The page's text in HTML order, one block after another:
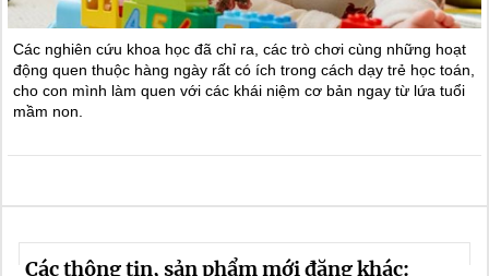
Các nghiên cứu khoa học đã chỉ ra, các trò chơi cùng những hoạt
động quen thuộc hàng ngày rất có ích trong cách dạy trẻ học toán,
cho con mình làm quen với các khái niệm cơ bản ngay từ lứa tuổi
mầm non.
Các thông tin, sản phẩm mới đăng khác: